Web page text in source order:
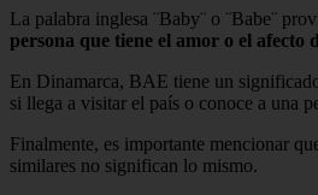
La palabra inglesa ¨Baby¨ o ¨Babe¨
persona que tiene el amor o el afecto
En Dinamarca, BAE tiene un
si llega a visitar el país o conoce a una
Finalmente, es importante mencionar
similares no significan lo mismo.